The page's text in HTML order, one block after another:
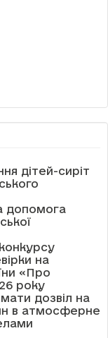
дітей-сиріт
допомога
на
«Про
року
дозвіл на
в атмосферне